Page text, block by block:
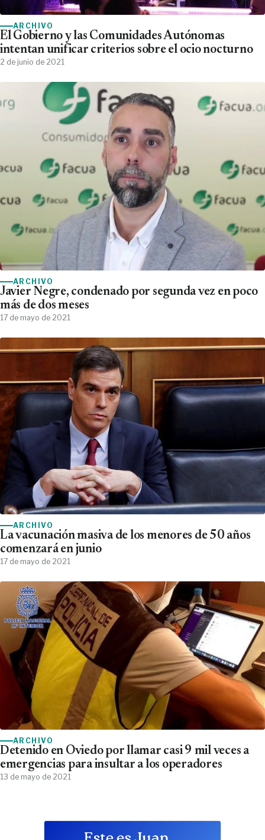
ARCHIVO
El Gobierno y las Comunidades Autónomas
intentan unificar criterios sobre el ocio nocturno
2 de junio de 2021
ARCHIVO
Javier Negre, condenado por segunda vez en poco
más de dos meses
17 de mayo de 2021
ARCHIVO
La vacunación masiva de los menores de 50 años
comenzará en junio
17 de mayo de 2021
ARCHIVO
Detenido en Oviedo por llamar casi 9 mil veces a
emergencias para insultar a los operadores
13 de mayo de 2021